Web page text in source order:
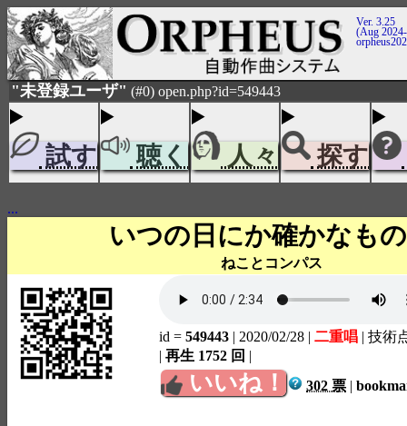
Ver. 3.25
(Aug
"未登録ユーザ" (#0) open.php?id=549443
試す 聴く 人々 探す
...
いつの日にか確かなも
ねことコンパス
id = 549443 | 2020/02/28 | 二重唱 | 技術
| 再生 1752 回 |
いいね！ 302 票 |